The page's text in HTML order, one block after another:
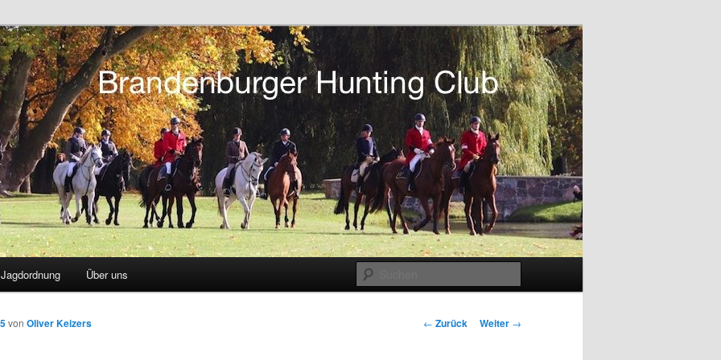
Hunting Club
in Berlin und Brandenburg
Jagdordnung Über uns
Beitragsnavigation
← Zurück Weiter →
von Oliver Keizers